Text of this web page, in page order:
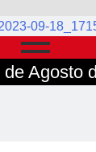
Agosto